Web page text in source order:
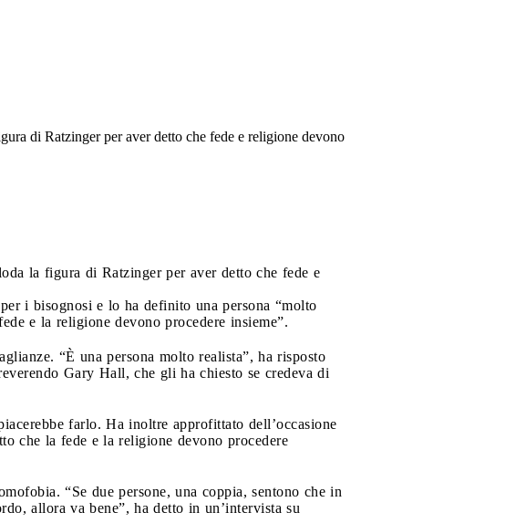
di Ratzinger per aver detto che fede e religione devono
la figura di Ratzinger per aver detto che fede e
i bisognosi e lo ha definito una persona “molto
e la religione devono procedere insieme”.
“È una persona molto realista”, ha risposto
Gary Hall, che gli ha chiesto se credeva di
farlo. Ha inoltre approfittato dell’occasione
che la fede e la religione devono procedere
“Se due persone, una coppia, sentono che in
allora va bene”, ha detto in un’intervista su